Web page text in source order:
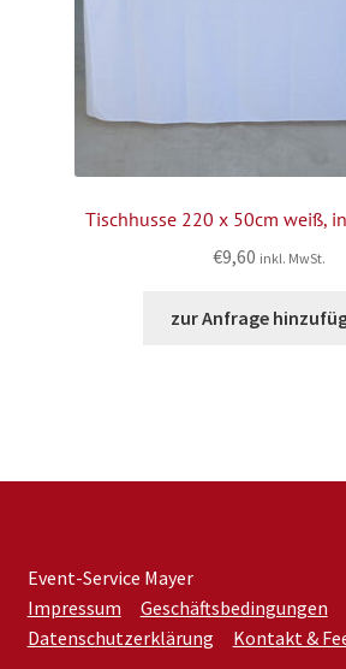
Tischhusse 220 x 50cm weiß,
€9,60 inkl. MwSt.
zur Anfrage
Event-Service Mayer
Impressum
Geschäftsbedingungen
Datenschutzerklärung
Kontakt &